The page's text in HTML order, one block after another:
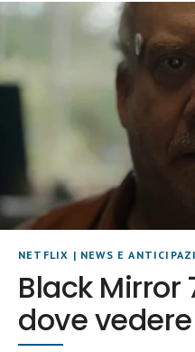
NETFLIX | NEWS E
Black Mirror
dove